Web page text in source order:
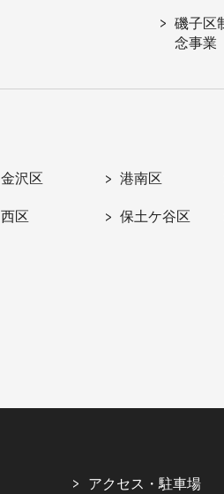
磯子区
念事業
金沢区 港南区
西区 保土ケ谷区
アクセス・駐車場